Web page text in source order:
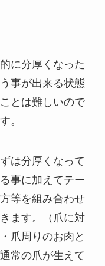
に分厚くなった
事が出来る状態
とは難しいので
。
は分厚くなって
事に加えてテー
等を組み合わせ
ます。（爪に対
爪周りのお肉と
常の爪が生えて